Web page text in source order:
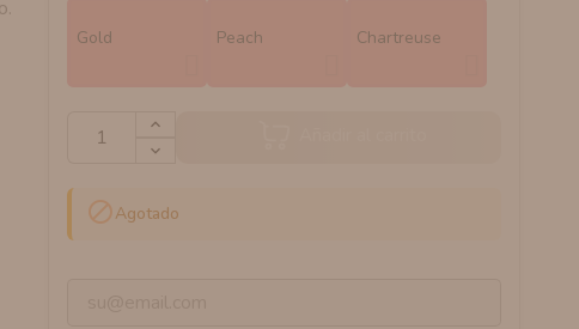
Gold Peach Chartreuse
Agotado